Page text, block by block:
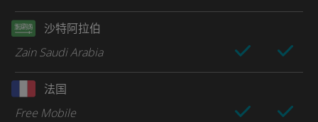
沙特阿拉伯
Zain Saudi Arabia
法国
Free Mobile